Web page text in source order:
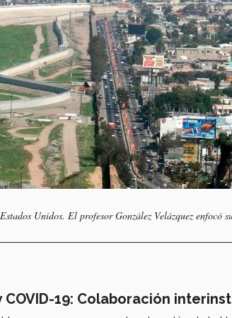
Unidos. El profesor González Velázquez
19: Colaboración